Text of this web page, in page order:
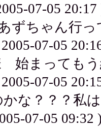
07-05 20:17
ずちゃん行っ
07-05
始まってもう
07-05
な？？？私
07-05 09:32